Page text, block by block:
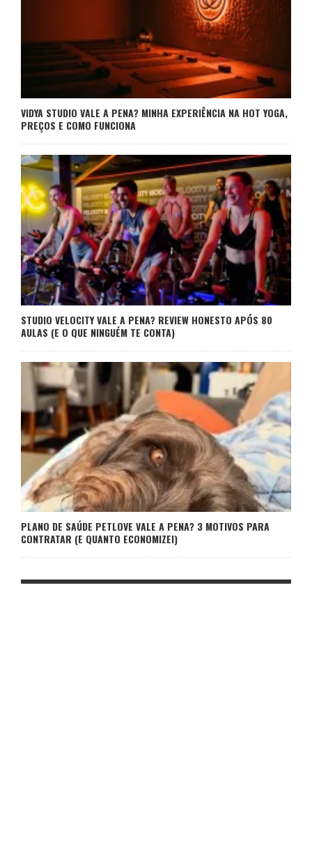
VIDYA STUDIO VALE A PENA? MINHA EXPERIÊNCIA NA HOT YOGA,
PREÇOS E COMO FUNCIONA
STUDIO VELOCITY VALE A PENA? REVIEW HONESTO APÓS 80
AULAS (E O QUE NINGUÉM TE CONTA)
PLANO DE SAÚDE PETLOVE VALE A PENA? 3 MOTIVOS PARA
CONTRATAR (E QUANTO ECONOMIZEI)